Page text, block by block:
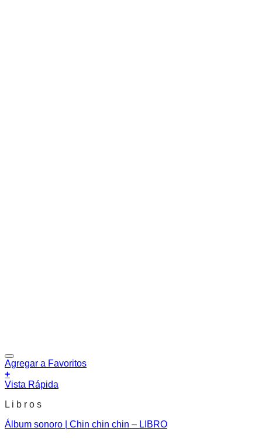
Agregar a Favoritos
+
Vista Rápida
L i b r o s
Álbum sonoro | Chin chin chin – LIBRO